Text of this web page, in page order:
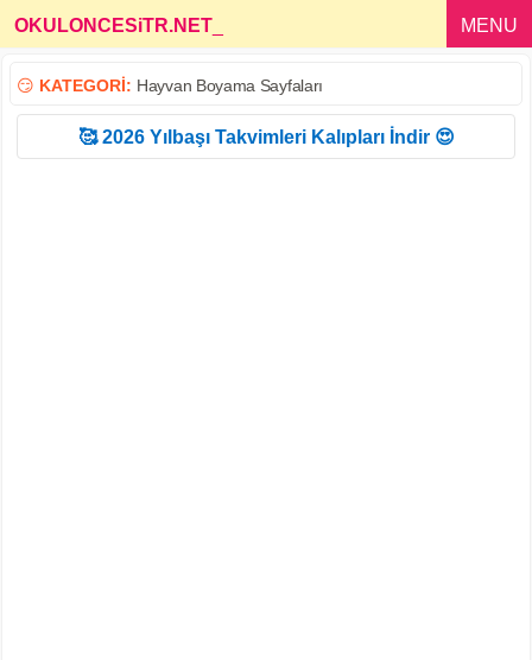
OKULONCESiTR.NET MENU
😏 KATEGORİ: Hayvan Boyama Sayfaları
🥰 2026 Yılbaşı Takvimleri Kalıpları İndir 😍